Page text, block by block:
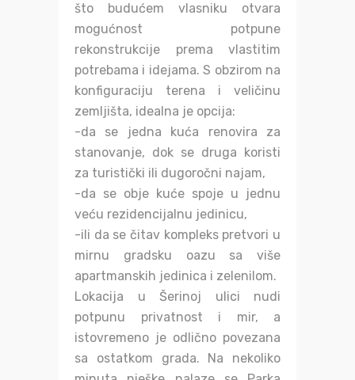
što budućem vlasniku otvara
mogućnost potpune
rekonstrukcije prema vlastitim
potrebama i idejama. S obzirom na
konfiguraciju terena i veličinu
zemljišta, idealna je opcija:
-da se jedna kuća renovira za
stanovanje, dok se druga koristi
za turistički ili dugoročni najam,
-da se obje kuće spoje u jednu
veću rezidencijalnu jedinicu,
-ili da se čitav kompleks pretvori u
mirnu gradsku oazu sa više
apartmanskih jedinica i zelenilom.
Lokacija u Šerinoj ulici nudi
potpunu privatnost i mir, a
istovremeno je odlično povezana
sa ostatkom grada. Na nekoliko